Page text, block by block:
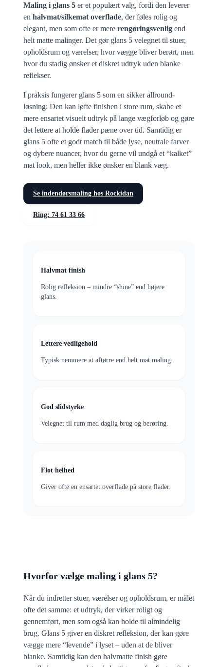
Maling i glans 5 er et populært valg, fordi den leverer
en halvmat/silkemat overflade, der føles rolig og
elegant, men som ofte er mere rengøringsvenlig end
helt matte malinger. Det gør glans 5 velegnet til stuer,
opholdsrum og værelser, hvor vægge bliver berørt, men
hvor du stadig ønsker et diskret udtryk uden blanke
reflekser.
I praksis fungerer glans 5 som en sikker allround-
løsning: Den kan løfte finishen i store rum, skabe et
mere ensartet visuelt udtryk på lange vægforløb og gøre
det lettere at holde flader pæne over tid. Samtidig er
glans 5 ofte et godt match til både lyse, neutrale farver
og dybere nuancer, hvor du gerne vil undgå et “kalket”
mat look, men heller ikke ønsker en blank væg.
Se indendørsmaling hos Rockidan
Ring: 74 61 33 66
Halvmat finish
Rolig refleksion – mindre “shine” end højere
glans.
Lettere vedligehold
Typisk nemmere at aftørre end helt mat maling.
God slidstyrke
Velegnet til rum med daglig brug og berøring.
Flot helhed
Giver ofte en ensartet overflade på store flader.
Hvorfor vælge maling i glans 5?
Når du indretter stuer, værelser og opholdsrum, er målet
ofte det samme: et udtryk, der virker roligt og
gennemført, men som også kan holde til almindelig
brug. Glans 5 giver en diskret refleksion, der kan gøre
vægge mere “levende” i lyset – uden at de bliver
blanke. Samtidig kan den halvmatte finish gøre